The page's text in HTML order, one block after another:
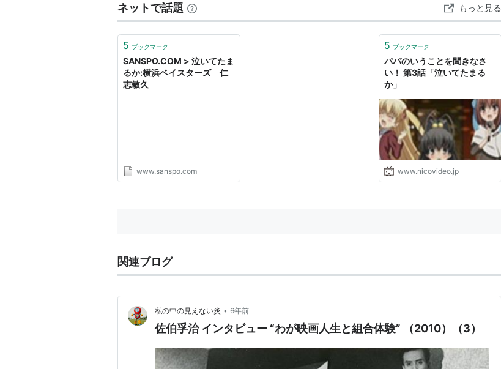
ネットで話題 もっと見る
5 ブックマーク
SANSPO.COM > 泣いてたま
るか:横浜ベイスターズ 仁
志敏久
www.sanspo.com
5 ブックマーク
パパのいうことを聞きなさ
い！ 第3話「泣いてたまる
か」
www.nicovideo.jp
関連ブログ
私の中の見えない炎 • 6年前
佐伯孚治 インタビュー “わが映画人生と組合体験” （2010）（3）